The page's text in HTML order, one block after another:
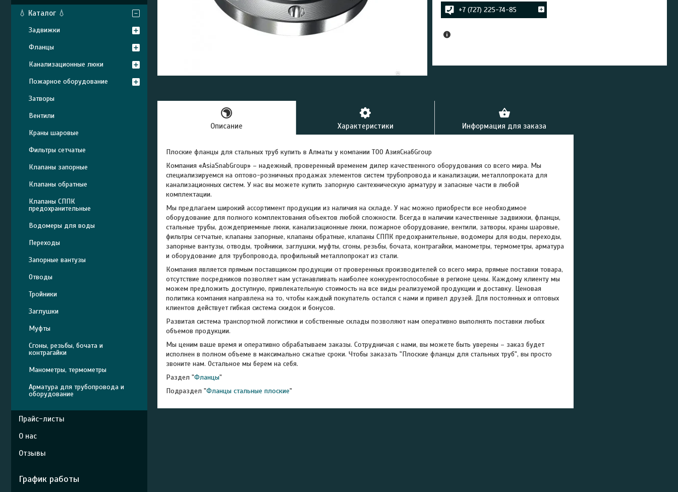
+7 (727) 225-74-85
Описание Характеристики Информация для заказа
Плоские фланцы для стальных труб купить в Алматы у компании ТОО АзияСнабGroup
Компания «AsiaSnabGroup» – надежный, проверенный временем дилер качественного оборудования со всего мира. Мы
специализируемся на оптово-розничных продажах элементов систем трубопровода и канализации, металлопроката для
канализационных систем. У нас вы можете купить запорную сантехническую арматуру и запасные части в любой
комплектации.
Мы предлагаем широкий ассортимент продукции из наличия на складе. У нас можно приобрести все необходимое
оборудование для полного комплектования объектов любой сложности. Всегда в наличии качественные задвижки, фланцы,
стальные трубы, дождеприемные люки, канализационные люки, пожарное оборудование, вентили, затворы, краны шаровые,
фильтры сетчатые, клапаны запорные, клапаны обратные, клапаны СППК предохранительные, водомеры для воды, переходы,
запорные вантузы, отводы, тройники, заглушки, муфты, сгоны, резьбы, бочата, контрагайки, манометры, термометры, арматура
и оборудование для трубопровода, профильный металлопрокат из стали.
Компания является прямым поставщиком продукции от проверенных производителей со всего мира, прямые поставки товара,
отсутствие посредников позволяет нам устанавливать наиболее конкурентоспособные в регионе цены. Каждому клиенту мы
можем предложить доступную, привлекательную стоимость на все виды реализуемой продукции и доставку. Ценовая
политика компания направлена на то, чтобы каждый покупатель остался с нами и привел друзей. Для постоянных и оптовых
клиентов действует гибкая система скидок и бонусов.
Развитая система транспортной логистики и собственные склады позволяют нам оперативно выполнять поставки любых
объемов продукции.
Мы ценим ваше время и оперативно обрабатываем заказы. Сотрудничая с нами, вы можете быть уверены – заказ будет
исполнен в полном объеме в максимально сжатые сроки. Чтобы заказать "Плоские фланцы для стальных труб", вы просто
звоните нам. Остальное мы берем на себя.
Раздел "Фланцы"
Подраздел "Фланцы стальные плоские"
💧 Каталог 💧
Задвижки
Фланцы
Канализационные люки
Пожарное оборудование
Затворы
Вентили
Краны шаровые
Фильтры сетчатые
Клапаны запорные
Клапаны обратные
Клапаны СППК
предохранительные
Водомеры для воды
Переходы
Запорные вантузы
Отводы
Тройники
Заглушки
Муфты
Сгоны, резьбы, бочата и
контрагайки
Манометры, термометры
Арматура для трубопровода и
оборудование
Прайс-листы
О нас
Отзывы
График работы